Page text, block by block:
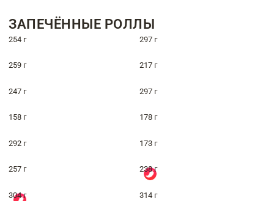
ЗАПЕЧЁННЫЕ РОЛЛЫ
254 г 297 г
259 г 217 г
247 г 297 г
158 г 178 г
292 г 173 г
257 г 238 г
304 г 314 г